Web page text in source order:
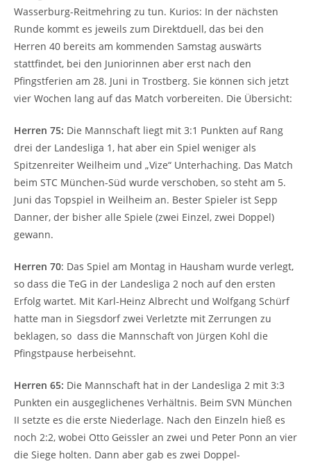
Wasserburg-Reitmehring zu tun. Kurios: In der nächsten
Runde kommt es jeweils zum Direktduell, das bei den
Herren 40 bereits am kommenden Samstag auswärts
stattfindet, bei den Juniorinnen aber erst nach den
Pfingstferien am 28. Juni in Trostberg. Sie können sich jetzt
vier Wochen lang auf das Match vorbereiten. Die Übersicht:
Herren 75: Die Mannschaft liegt mit 3:1 Punkten auf Rang
drei der Landesliga 1, hat aber ein Spiel weniger als
Spitzenreiter Weilheim und „Vize“ Unterhaching. Das Match
beim STC München-Süd wurde verschoben, so steht am 5.
Juni das Topspiel in Weilheim an. Bester Spieler ist Sepp
Danner, der bisher alle Spiele (zwei Einzel, zwei Doppel)
gewann.
Herren 70: Das Spiel am Montag in Hausham wurde verlegt,
so dass die TeG in der Landesliga 2 noch auf den ersten
Erfolg wartet. Mit Karl-Heinz Albrecht und Wolfgang Schürf
hatte man in Siegsdorf zwei Verletzte mit Zerrungen zu
beklagen, so dass die Mannschaft von Jürgen Kohl die
Pfingstpause herbeisehnt.
Herren 65: Die Mannschaft hat in der Landesliga 2 mit 3:3
Punkten ein ausgeglichenes Verhältnis. Beim SVN München
II setzte es die erste Niederlage. Nach den Einzeln hieß es
noch 2:2, wobei Otto Geissler an zwei und Peter Ponn an vier
die Siege holten. Dann aber gab es zwei Doppel-